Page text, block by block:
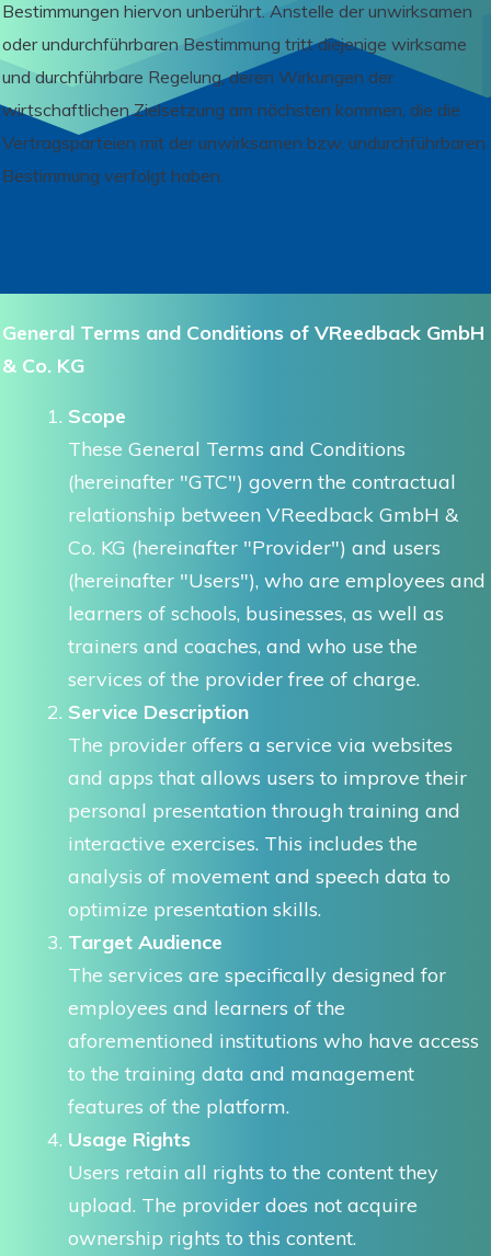
Bestimmungen hiervon unberührt. Anstelle der unwirksamen
oder undurchführbaren Bestimmung tritt diejenige wirksame
und durchführbare Regelung, deren Wirkungen der
wirtschaftlichen Zielsetzung am nächsten kommen, die die
Vertragsparteien mit der unwirksamen bzw. undurchführbaren
Bestimmung verfolgt haben.
General Terms and Conditions of VReedback GmbH
& Co. KG
Scope
These General Terms and Conditions
(hereinafter "GTC") govern the contractual
relationship between VReedback GmbH &
Co. KG (hereinafter "Provider") and users
(hereinafter "Users"), who are employees and
learners of schools, businesses, as well as
trainers and coaches, and who use the
services of the provider free of charge.
Service Description
The provider offers a service via websites
and apps that allows users to improve their
personal presentation through training and
interactive exercises. This includes the
analysis of movement and speech data to
optimize presentation skills.
Target Audience
The services are specifically designed for
employees and learners of the
aforementioned institutions who have access
to the training data and management
features of the platform.
Usage Rights
Users retain all rights to the content they
upload. The provider does not acquire
ownership rights to this content.